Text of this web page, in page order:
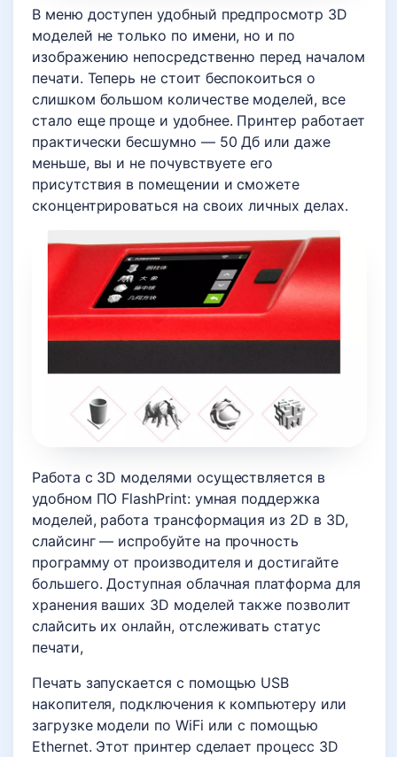
В меню доступен удобный предпросмотр 3D
моделей не только по имени, но и по
изображению непосредственно перед началом
печати. Теперь не стоит беспокоиться о
слишком большом количестве моделей, все
стало еще проще и удобнее. Принтер работает
практически бесшумно — 50 Дб или даже
меньше, вы и не почувствуете его
присутствия в помещении и сможете
сконцентрироваться на своих личных делах.
Работа с 3D моделями осуществляется в
удобном ПО FlashPrint: умная поддержка
моделей, работа трансформация из 2D в 3D,
слайсинг — испробуйте на прочность
программу от производителя и достигайте
большего. Доступная облачная платформа для
хранения ваших 3D моделей также позволит
слайсить их онлайн, отслеживать статус
печати,
Печать запускается с помощью USB
накопителя, подключения к компьютеру или
загрузке модели по WiFi или с помощью
Ethernet. Этот принтер сделает процесс 3D